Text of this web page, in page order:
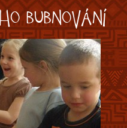
BUBNOVÁNÍ